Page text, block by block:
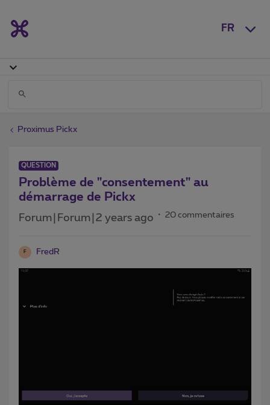
FR
Proximus Pickx
QUESTION
Problème de "consentement" au
démarrage de Pickx
Forum|Forum|2 years ago 20 commentaires
F FredR